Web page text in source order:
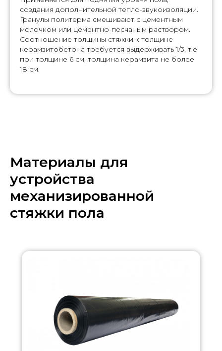
создания дополнительной тепло-звукоизоляции.
Гранулы политерма смешивают с цементным
молочком или цементно-песчаным раствором.
Соотношение толщины стяжки к толщине
керамзитобетона требуется выдерживать 1/3, т.е
при толщине 6 см, толщина керамзита не более
18 см.
Материалы для
устройства
механизированной
стяжки пола